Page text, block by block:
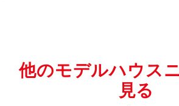
他のモデルハウス
見る